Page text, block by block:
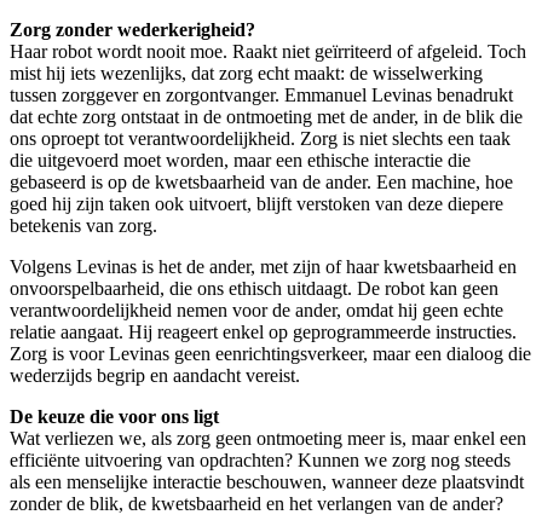
Zorg zonder wederkerigheid?
Haar robot wordt nooit moe. Raakt niet geïrriteerd of afgeleid. Toch
mist hij iets wezenlijks, dat zorg echt maakt: de wisselwerking
tussen zorggever en zorgontvanger. Emmanuel Levinas benadrukt
dat echte zorg ontstaat in de ontmoeting met de ander, in de blik die
ons oproept tot verantwoordelijkheid. Zorg is niet slechts een taak
die uitgevoerd moet worden, maar een ethische interactie die
gebaseerd is op de kwetsbaarheid van de ander. Een machine, hoe
goed hij zijn taken ook uitvoert, blijft verstoken van deze diepere
betekenis van zorg.
Volgens Levinas is het de ander, met zijn of haar kwetsbaarheid en
onvoorspelbaarheid, die ons ethisch uitdaagt. De robot kan geen
verantwoordelijkheid nemen voor de ander, omdat hij geen echte
relatie aangaat. Hij reageert enkel op geprogrammeerde instructies.
Zorg is voor Levinas geen eenrichtingsverkeer, maar een dialoog die
wederzijds begrip en aandacht vereist.
De keuze die voor ons ligt
Wat verliezen we, als zorg geen ontmoeting meer is, maar enkel een
efficiënte uitvoering van opdrachten? Kunnen we zorg nog steeds
als een menselijke interactie beschouwen, wanneer deze plaatsvindt
zonder de blik, de kwetsbaarheid en het verlangen van de ander?